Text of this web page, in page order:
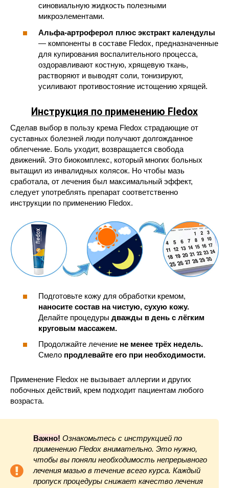
синовиальную жидкость полезными
микроэлементами.
Альфа-артроферол плюс экстракт календулы
— компоненты в составе Fledox, предназначенные
для купирования воспалительного процесса,
оздоравливают костную, хрящевую ткань,
растворяют и выводят соли, тонизируют,
усиливают противостояние истощению хрящей.
Инструкция по применению Fledox
Сделав выбор в пользу крема Fledox страдающие от
суставных болезней люди получают долгожданное
облегчение. Боль уходит, возвращается свобода
движений. Это биокомплекс, который многих больных
вытащил из инвалидных колясок. Но чтобы мазь
сработала, от лечения был максимальный эффект,
следует употреблять препарат соответственно
инструкции по применению Fledox.
Подготовьте кожу для обработки кремом,
наносите состав на чистую, сухую кожу.
Делайте процедуры дважды в день с лёгким
круговым массажем.
Продолжайте лечение не менее трёх недель.
Смело продлевайте его при необходимости.
Применение Fledox не вызывает аллергии и других
побочных действий, крем подходит пациентам любого
возраста.
Важно! Ознакомьтесь с инструкцией по
применению Fledox внимательно. Это нужно,
чтобы вы поняли необходимость непрерывного
лечения мазью в течение всего курса. Каждый
пропуск процедуры снижает качество лечения